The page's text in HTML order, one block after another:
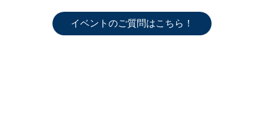
イベントのご質問はこちら！